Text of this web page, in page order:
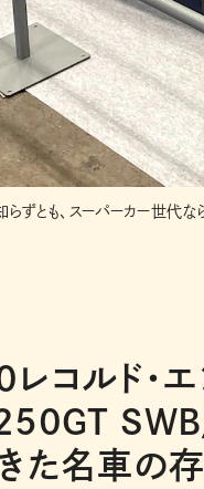
ずとも、スーパーカー世代
コルド・
た名車の